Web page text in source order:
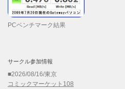
PCベンチマーク結果
サークル参加情報
■2026/08/16/東京
コミックマーケット108